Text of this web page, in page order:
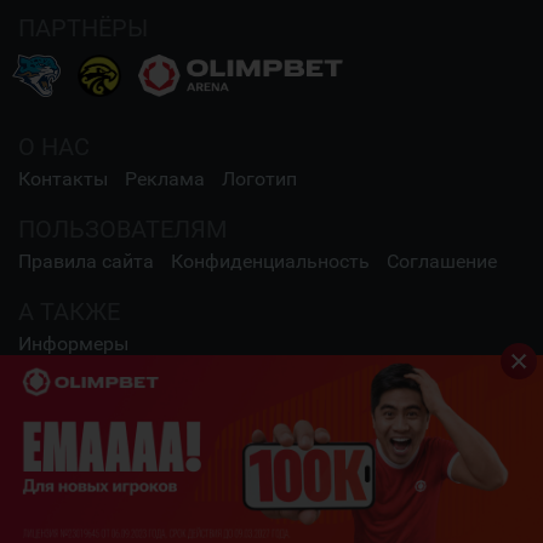
Контакты Реклама Логотип
Правила сайта Конфиденциальность Соглашение
Информеры
СОЦИАЛЬНЫЕ СЕТИ